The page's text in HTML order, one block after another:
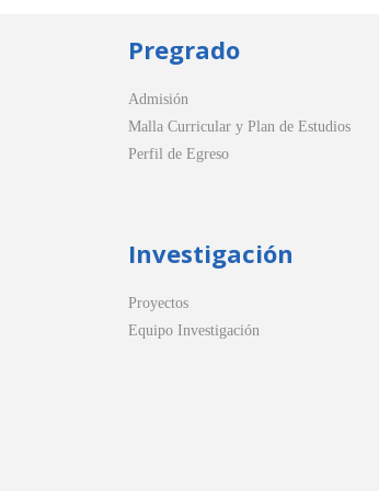
Pregrado
Admisión
Malla Curricular y Plan de Estudios
Perfil de Egreso
Investigación
Proyectos
Equipo Investigación